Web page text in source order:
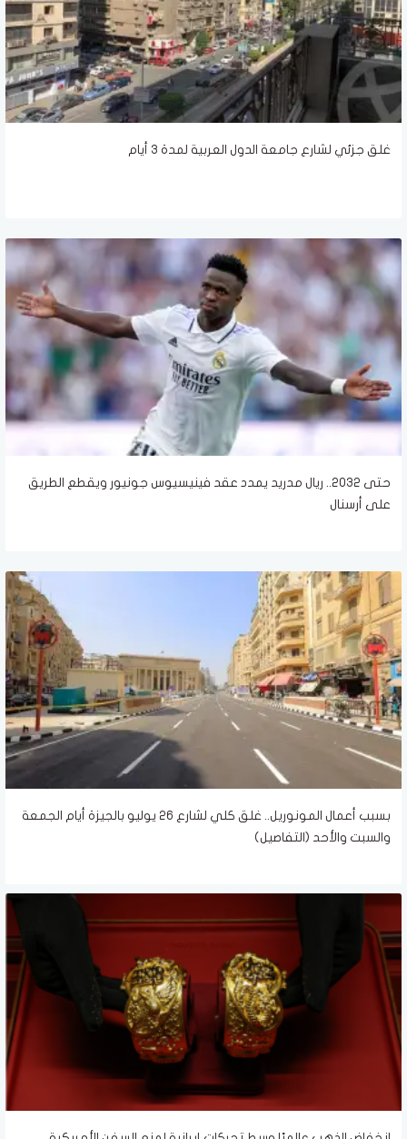
غلق جزئي لشارع جامعة الدول العربية لمدة ٣ أيام
حتى 2032.. ريال مدريد يمدد عقد فينيسيوس جونيور ويقطع الطريق
على أرسنال
بسبب أعمال المونوريل.. غلق كلي لشارع 26 يوليو بالجيزة أيام الجمعة
والسبت والأحد (التفاصيل)